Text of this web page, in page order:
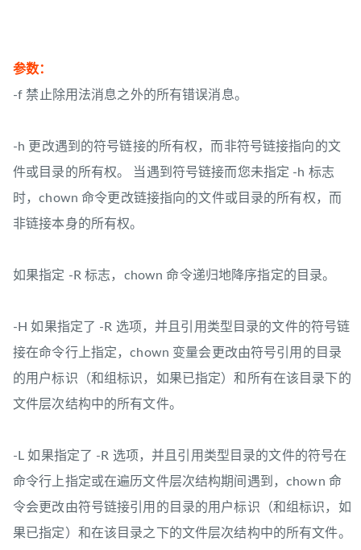
参数：
-f 禁止除用法消息之外的所有错误消息。
-h 更改遇到的符号链接的所有权，而非符号链接指向的文
件或目录的所有权。 当遇到符号链接而您未指定 -h 标志
时，chown 命令更改链接指向的文件或目录的所有权，而
非链接本身的所有权。
如果指定 -R 标志，chown 命令递归地降序指定的目录。
-H 如果指定了 -R 选项，并且引用类型目录的文件的符号链
接在命令行上指定，chown 变量会更改由符号引用的目录
的用户标识（和组标识，如果已指定）和所有在该目录下的
文件层次结构中的所有文件。
-L 如果指定了 -R 选项，并且引用类型目录的文件的符号在
命令行上指定或在遍历文件层次结构期间遇到，chown 命
令会更改由符号链接引用的目录的用户标识（和组标识，如
果已指定）和在该目录之下的文件层次结构中的所有文件。